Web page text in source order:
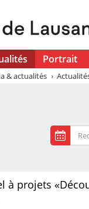
Portrait
& actualités
à projets